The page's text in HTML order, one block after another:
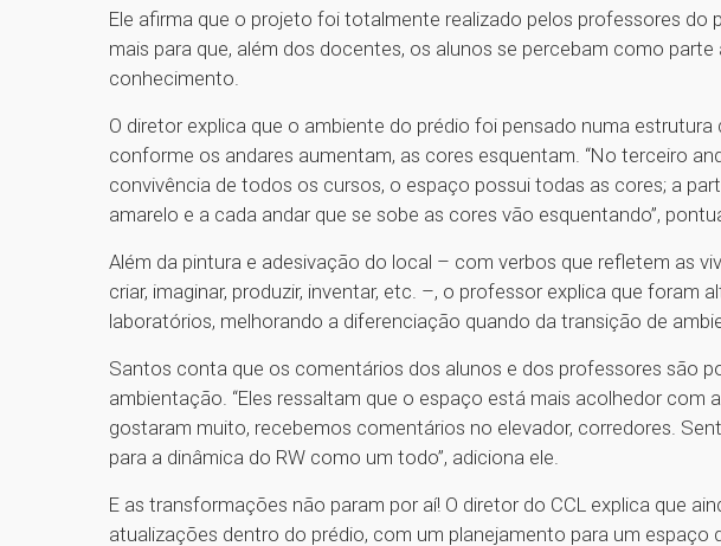
Ele afirma que o projeto foi totalmente realizado pelos professores do
mais para que, além dos docentes, os alunos se percebam como
conhecimento.
O diretor explica que o ambiente do prédio foi pensado numa estrutura
conforme os andares aumentam, as cores esquentam. “No terceiro
convivência de todos os cursos, o espaço possui todas as cores; a
amarelo e a cada andar que se sobe as cores vão esquentando”,
Além da pintura e adesivação do local – com verbos que refletem as
criar, imaginar, produzir, inventar, etc. –, o professor explica que foram
laboratórios, melhorando a diferenciação quando da transição de
Santos conta que os comentários dos alunos e dos professores são
ambientação. “Eles ressaltam que o espaço está mais acolhedor com
gostaram muito, recebemos comentários no elevador, corredores.
para a dinâmica do RW como um todo”, adiciona ele.
E as transformações não param por aí! O diretor do CCL explica que
atualizações dentro do prédio, com um planejamento para um espaço